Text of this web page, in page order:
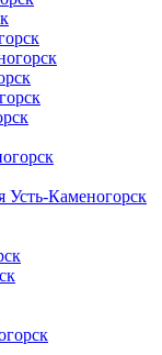
Усть-Каменогорск